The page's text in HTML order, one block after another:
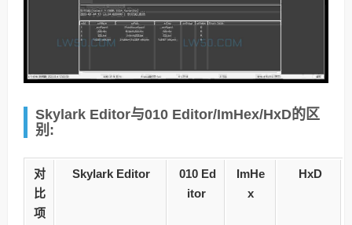
Skylark Editor与010 Editor/ImHex/HxD的区
别:
对
比
项
Skylark Editor
010 Ed
itor
ImHe
x
HxD